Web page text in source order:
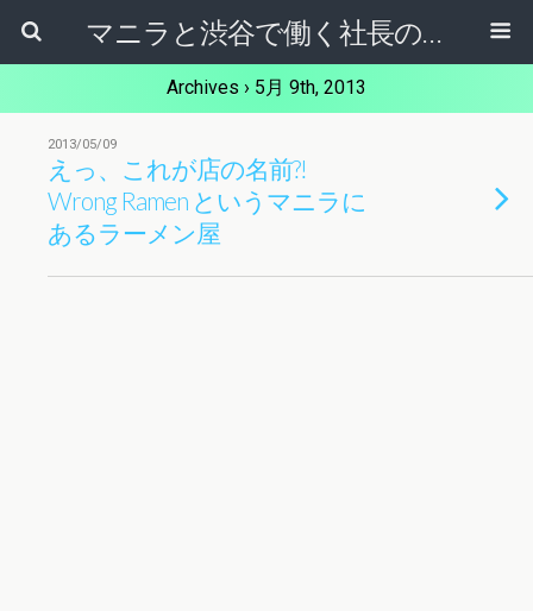
マニラと渋谷で働く社長のブログ
Archives › 5月 9th, 2013
2013/05/09
えっ、これが店の名前?!
Wrong Ramen というマニラに
あるラーメン屋